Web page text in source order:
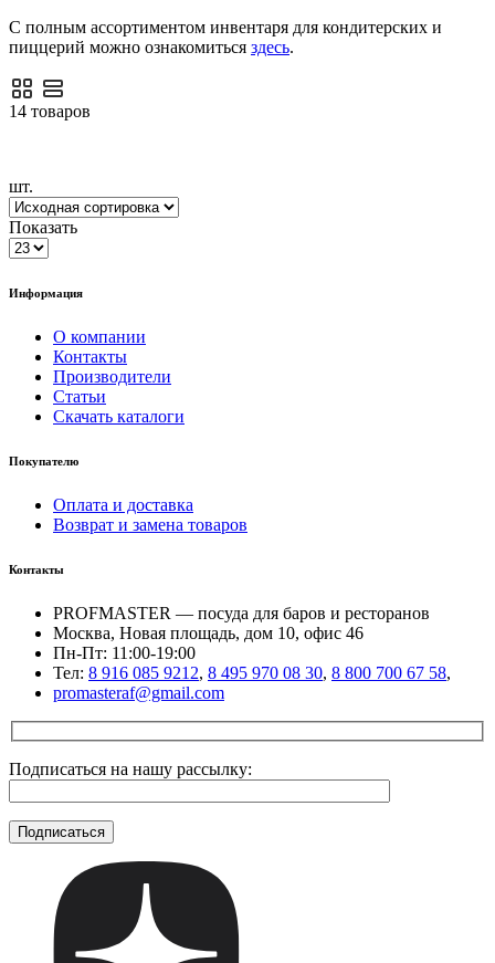
С полным ассортиментом инвентаря для кондитерских и
пиццерий можно ознакомиться здесь.
14 товаров
шт.
Показать
Информация
О компании
Контакты
Производители
Статьи
Скачать каталоги
Покупателю
Оплата и доставка
Возврат и замена товаров
Контакты
PROFMASTER — посуда для баров и ресторанов
Москва, Новая площадь, дом 10, офис 46
Пн-Пт: 11:00-19:00
Тел: 8 916 085 9212, 8 495 970 08 30, 8 800 700 67 58,
promasteraf@gmail.com
Подписаться на нашу рассылку: